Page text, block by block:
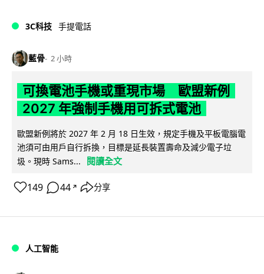
3C科技 手提電話
藍骨 2 小時
可換電池手機或重現市場 歐盟新例
2027 年強制手機用可拆式電池
歐盟新例將於 2027 年 2 月 18 日生效，規定手機及平板電腦電
池須可由用戶自行拆換，目標是延長裝置壽命及減少電子垃
圾。現時 Sams...
閱讀全文
149 44 ↗ 分享
人工智能